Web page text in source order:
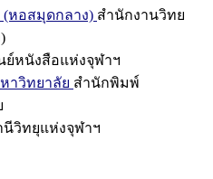
หอสมุดกลาง) สำนักงานวิทย
ย์หนังสือแห่งจุฬาฯ
าวิทยาลัย สำนักพิมพ์
นีวิทยุแห่งจุฬาฯ